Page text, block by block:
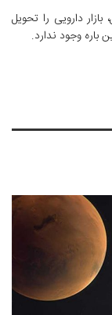
دارویی را تحویل
وجود ندارد.